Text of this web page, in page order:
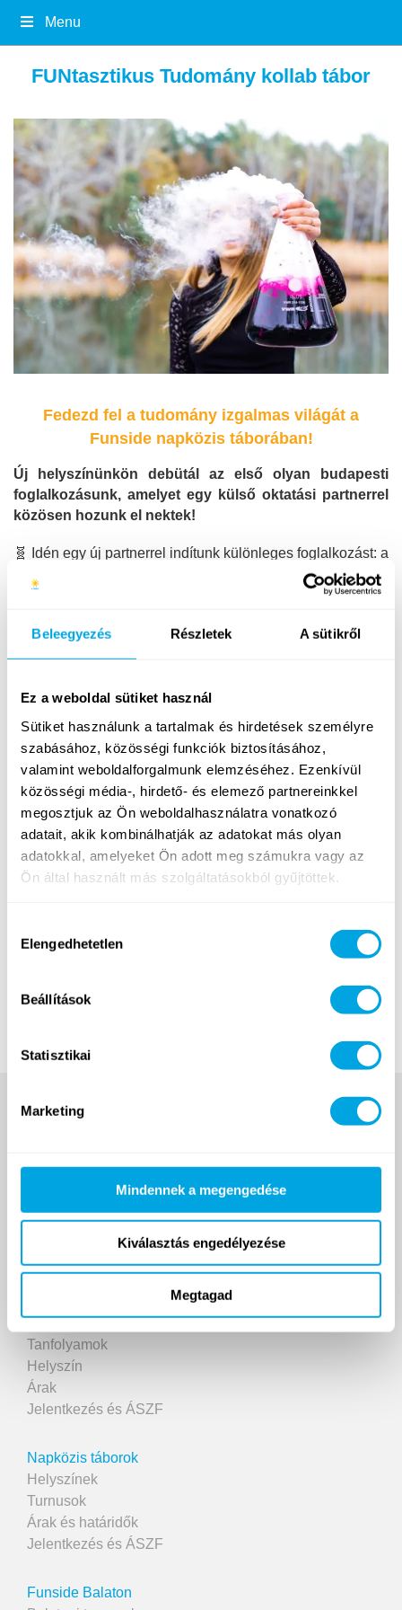
Beleegyezés Részletek A sütikről
Ez a weboldal sütiket használ
Sütiket használunk a tartalmak és hirdetések személyre
szabásához, közösségi funkciók biztosításához,
valamint weboldalforgalmunk elemzéséhez. Ezenkívül
közösségi média-, hirdető- és elemező partnereinkkel
megosztjuk az Ön weboldalhasználatra vonatkozó
adatait, akik kombinálhatják az adatokat más olyan
adatokkal, amelyeket Ön adott meg számukra vagy az
Ön által használt más szolgáltatásokból gyűjtöttek.
kiválasztása
Elengedhetetlen
Beállítások
Statisztikai
Marketing
Mindennek a megengedése
Kiválasztás engedélyezése
Megtagad
Menu
FUNtasztikus Tudomány kollab tábor
Fedezd fel a tudomány izgalmas világát a
Funside napközis táborában!
Új helyszínünkön debütál az első olyan budapesti
foglalkozásunk, amelyet egy külső oktatási partnerrel
közösen hozunk el nektek!
🧬 Idén egy új partnerrel indítunk különleges foglalkozást: a
FUNtasztikus tudomány órákon - a Funside és a
FUNtasztikus Akadémia közös szervezésében - 🧪
fizikai bemutatók segítségével fedezzük fel a tudomány
izgalmas világát!
Mit jelent az, hogy ez egy "kollab" foglalkozás?
Pest helyszínünkön debütál első "kollab" táborunk, ahol
külső oktatási partnerekkel működünk együtt, hogy még
több izgalmas foglalkozást tudjunk elhozni nektek! Azok a
táborozóink, akik ezt a kollab órát választják, a reggeli után
az egész délelőttöt* a FUNtasztikus Akadémia csapatával
töltik, majd ebédtől kezdve csatlakoznak a többi Funside-
os táborozóhoz az étkezésekre és az összes izgalmas
délutáni programra!
foglalkozással!
2007 ÓTA
Funside School
Tanfolyamok
Helyszín
Árak
Jelentkezés és ÁSZF
Napközis táborok
Helyszínek
Turnusok
Árak és határidők
Jelentkezés és ÁSZF
Funside Balaton